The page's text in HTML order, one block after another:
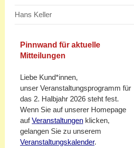
Hans Keller
Pinnwand für aktuelle
Mitteilungen
Liebe Kund*innen,
unser Veranstaltungsprogramm für
das 2. Halbjahr 2026 steht fest.
Wenn Sie auf unserer Homepage
aufVeranstaltungen klicken,
gelangen Sie zu unserem
Veranstaltungskalender.